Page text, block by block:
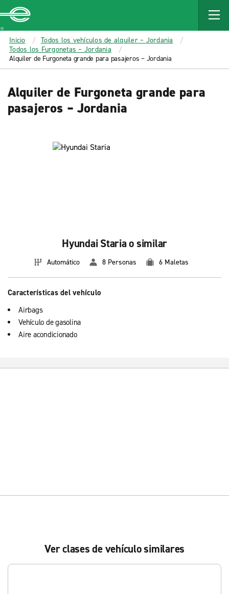
MAIN
CONTENT
Enterprise
Inicio
Todos los vehículos de alquiler – Jordania
Todos los Furgonetas – Jordania
Alquiler de Furgoneta grande para pasajeros – Jordania
Alquiler de Furgoneta grande para
pasajeros – Jordania
Hyundai Staria o similar
Automático 8 Personas 6 Maletas
Características del vehículo
Airbags
Vehículo de gasolina
Aire acondicionado
Ver clases de vehículo similares